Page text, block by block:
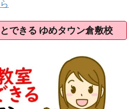
できる ゆめタウン倉敷校